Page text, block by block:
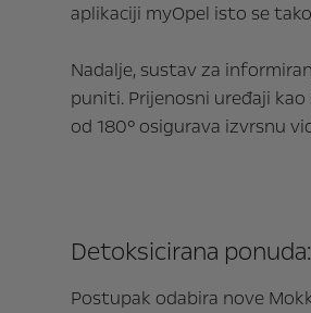
aplikaciji myOpel isto se
Nadalje, sustav za
puniti. Prijenosni uređaji
od 180° osigurava izvrsnu
Detoksicirana
Postupak odabira nove